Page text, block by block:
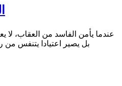
عندما يأمن الفاسد من العقاب، لا
بل يصير اعتيادا يتنفس من